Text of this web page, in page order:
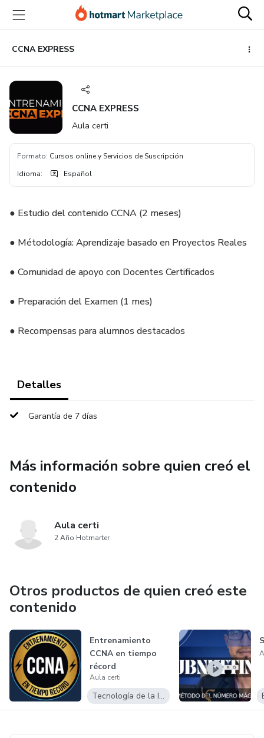
principal
página
de
página
CCNA EXPRESS
CCNA EXPRESS
Aula certi
Formato: Cursos online y Servicios de Suscripción
Idioma: Español
● Estudio del contenido CCNA (2 meses)
● Métodología: Aprendizaje basado en Proyectos Reales
● Comunidad de apoyo con Docentes Certificados
● Preparación del Examen (1 mes)
● Recompensas para alumnos destacados
Detalles
Garantía de 7 días
Más información sobre quien creó el
contenido
Aula certi
2 Año Hotmarter
Otros productos de quien creó este
contenido
Entrenamiento
CCNA en tiempo
récord
Aula certi
Tecnología de la Información